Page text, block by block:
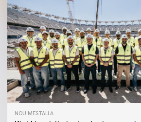
NOU MESTALLA